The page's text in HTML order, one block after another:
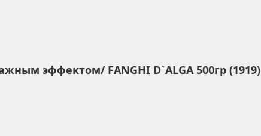
эффектом/ FANGHI D`ALGA 500гр (1919)